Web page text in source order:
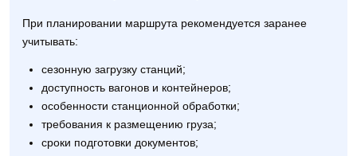
При планировании маршрута рекомендуется заранее
учитывать:
сезонную загрузку станций;
доступность вагонов и контейнеров;
особенности станционной обработки;
требования к размещению груза;
сроки подготовки документов;